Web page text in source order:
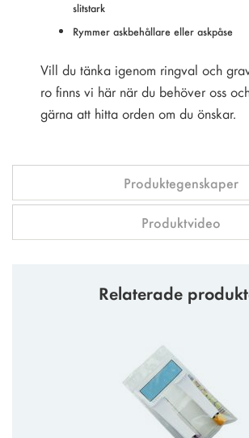
slitstark
Rymmer askbehållare eller askpåse
Vill du tänka igenom ringval och
ro finns vi här när du behöver oss
gärna att hitta orden om du önskar.
Produktegenskaper
Produktvideo
Relaterade